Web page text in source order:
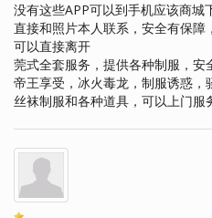
没有这些APP可以到手机应该商城
直接和照片本人联系，安全有保
可以直接离开
莞式全套服务，提供各种制服，
帝王享受，冰火毒龙，制服诱惑
丝袜制服和各种道具，可以上门服